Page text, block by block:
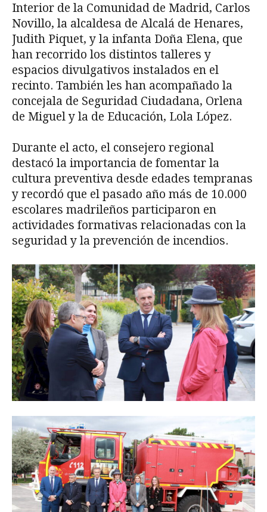
Interior de la Comunidad de Madrid, Carlos
Novillo, la alcaldesa de Alcalá de Henares,
Judith Piquet, y la infanta Doña Elena, que
han recorrido los distintos talleres y
espacios divulgativos instalados en el
recinto. También les han acompañado la
concejala de Seguridad Ciudadana, Orlena
de Miguel y la de Educación, Lola López.
Durante el acto, el consejero regional
destacó la importancia de fomentar la
cultura preventiva desde edades tempranas
y recordó que el pasado año más de 10.000
escolares madrileños participaron en
actividades formativas relacionadas con la
seguridad y la prevención de incendios.